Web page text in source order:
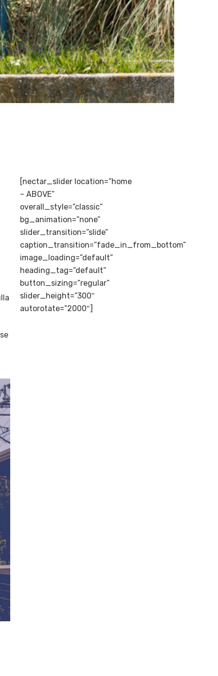
[nectar_slider location=”home
– ABOVE”
overall_style=”classic”
bg_animation=”none”
slider_transition=”slide”
caption_transition=”fade_in_from_bottom”
image_loading=”default”
heading_tag=”default”
button_sizing=”regular”
slider_height=”300″
autorotate=”2000″]